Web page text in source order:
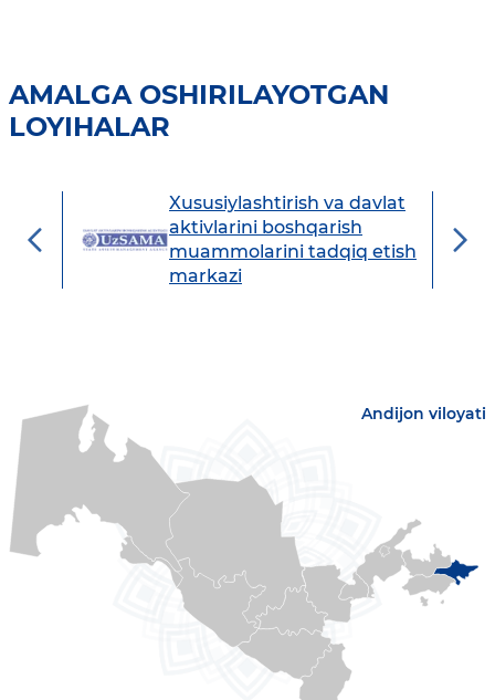
AMALGA OSHIRILAYOTGAN
LOYIHALAR
Xususiylashtirish va davlat
aktivlarini boshqarish
muammolarini tadqiq etish
markazi
Andijon viloyati